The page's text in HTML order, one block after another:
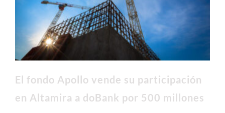
NUESTROS CLIENTES
RED DE OFICINAS
SOLICITUD DE PRESUPUESTO
El fondo Apollo vende su participación
en Altamira a doBank por 500 millones